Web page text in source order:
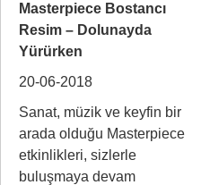
Masterpiece Bostancı
Resim – Dolunayda
Yürürken
20-06-2018
Sanat, müzik ve keyfin bir
arada olduğu Masterpiece
etkinlikleri, sizlerle
buluşmaya devam